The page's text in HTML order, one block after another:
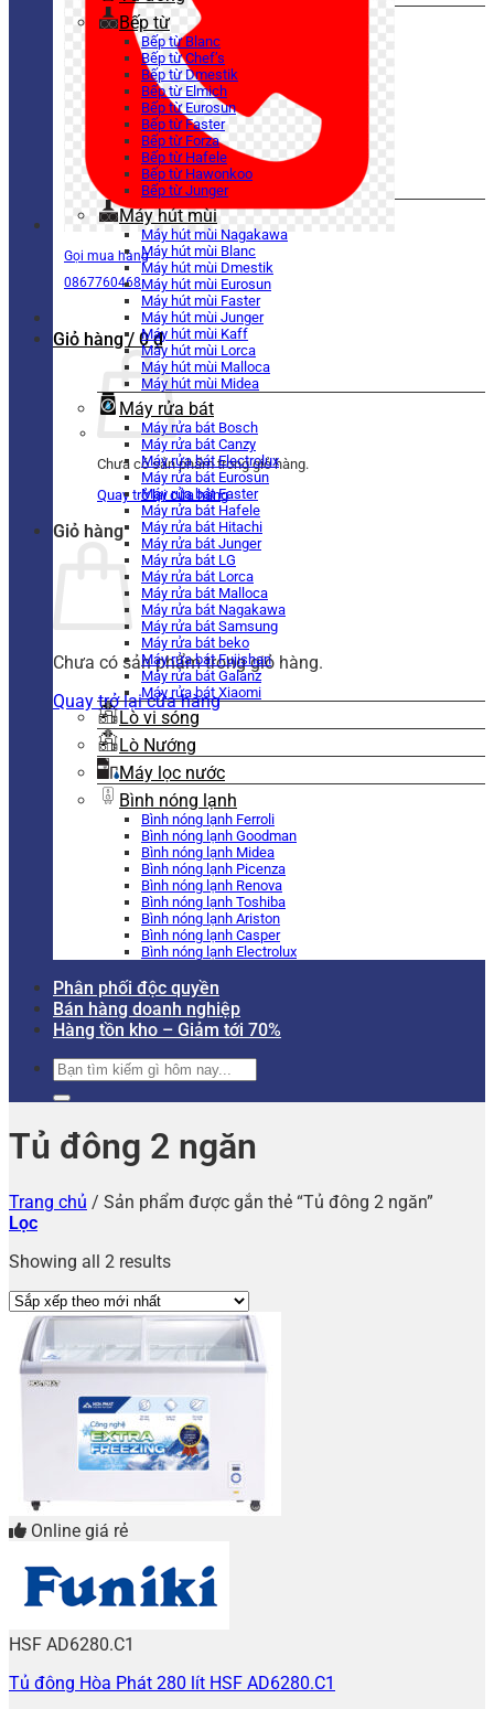
Gọi mua hàng
0867760468
Giỏ hàng / 0₫
Chưa có sản phẩm trong giỏ hàng.
Quay trở lại cửa hàng
Giỏ hàng
Chưa có sản phẩm trong giỏ hàng.
Quay trở lại cửa hàng
Bếp từ
Bếp từ Blanc
Bếp từ Chef’s
Bếp từ Dmestik
Bếp từ Elmich
Bếp từ Eurosun
Bếp từ Faster
Bếp từ Forza
Bếp từ Hafele
Bếp từ Hawonkoo
Bếp từ Junger
Máy hút mùi
Máy hút mùi Nagakawa
Máy hút mùi Blanc
Máy hút mùi Dmestik
Máy hút mùi Eurosun
Máy hút mùi Faster
Máy hút mùi Junger
Máy hút mùi Kaff
Máy hút mùi Lorca
Máy hút mùi Malloca
Máy hút mùi Midea
Máy rửa bát
Máy rửa bát Bosch
Máy rửa bát Canzy
Máy rửa bát Electrolux
Máy rửa bát Eurosun
Máy rửa bát Faster
Máy rửa bát Hafele
Máy rửa bát Hitachi
Máy rửa bát Junger
Máy rửa bát LG
Máy rửa bát Lorca
Máy rửa bát Malloca
Máy rửa bát Nagakawa
Máy rửa bát Samsung
Máy rửa bát beko
Máy rửa bát Fujishan
Máy rửa bát Galanz
Máy rửa bát Xiaomi
Lò vi sóng
Lò Nướng
Máy lọc nước
Bình nóng lạnh
Bình nóng lạnh Ferroli
Bình nóng lạnh Goodman
Bình nóng lạnh Midea
Bình nóng lạnh Picenza
Bình nóng lạnh Renova
Bình nóng lạnh Toshiba
Bình nóng lạnh Ariston
Bình nóng lạnh Casper
Bình nóng lạnh Electrolux
Phân phối độc quyền
Bán hàng doanh nghiệp
Hàng tồn kho – Giảm tới 70%
Tìm
kiếm:
Tủ đông 2 ngăn
Trang chủ / Sản phẩm được gắn thẻ “Tủ đông 2 ngăn”
Lọc
Showing all 2 results
Online giá rẻ
HSF AD6280.C1
Tủ đông Hòa Phát 280 lít HSF AD6280.C1